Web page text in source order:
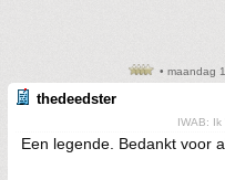
• maandag
thedeedster
IWAB: Ik
Een legende. Bedankt voor